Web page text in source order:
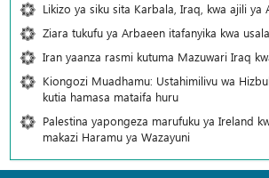
Likizo ya siku sita Karbala, Iraq, kwa ajili ya
Ziara tukufu ya Arbaeen itafanyika kwa
Iran yaanza rasmi kutuma Mazuwari Iraq
Kiongozi Muadhamu: Ustahimilivu wa
kutia hamasa mataifa huru
Palestina yapongeza marufuku ya Ireland
makazi Haramu ya Wazayuni